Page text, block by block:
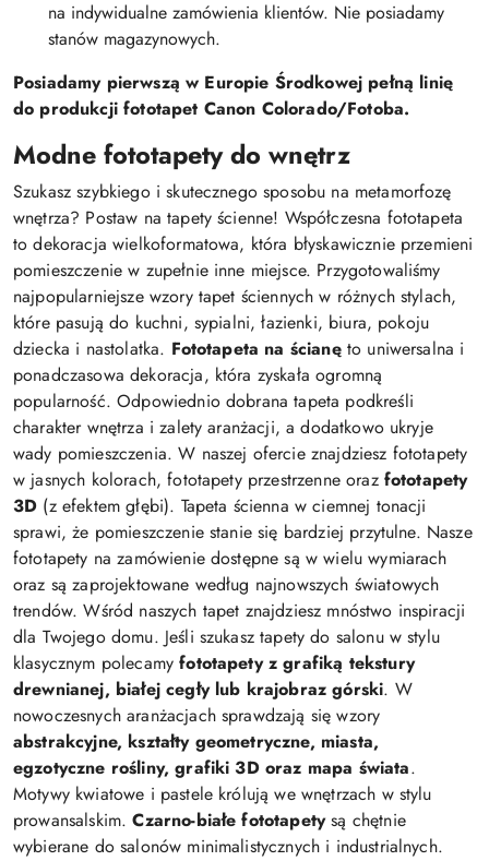
na indywidualne zamówienia klientów. Nie posiadamy
stanów magazynowych.
Posiadamy pierwszą w Europie Środkowej pełną linię
do produkcji fototapet Canon Colorado/Fotoba.
Modne fototapety do wnętrz
Szukasz szybkiego i skutecznego sposobu na metamorfozę
wnętrza? Postaw na tapety ścienne! Współczesna fototapeta
to dekoracja wielkoformatowa, która błyskawicznie przemieni
pomieszczenie w zupełnie inne miejsce. Przygotowaliśmy
najpopularniejsze wzory tapet ściennych w różnych stylach,
które pasują do kuchni, sypialni, łazienki, biura, pokoju
dziecka i nastolatka. Fototapeta na ścianęto uniwersalna i
ponadczasowa dekoracja, która zyskała ogromną
popularność. Odpowiednio dobrana tapeta podkreśli
charakter wnętrza i zalety aranżacji, a dodatkowo ukryje
wady pomieszczenia. W naszej ofercie znajdziesz fototapety
w jasnych kolorach, fototapety przestrzenne oraz fototapety
3D (z efektem głębi). Tapeta ścienna w ciemnej tonacji
sprawi, że pomieszczenie stanie się bardziej przytulne. Nasze
fototapety na zamówienie dostępne są w wielu wymiarach
oraz są zaprojektowane według najnowszych światowych
trendów. Wśród naszych tapet znajdziesz mnóstwo inspiracji
dla Twojego domu. Jeśli szukasz tapety do salonu w stylu
klasycznym polecamyfototapety z grafiką tekstury
drewnianej, białej cegły lub krajobraz górski. W
nowoczesnych aranżacjach sprawdzają się wzory
abstrakcyjne, kształty geometryczne, miasta,
egzotyczne rośliny, grafiki 3D oraz mapa świata.
Motywy kwiatowe i pastele królują we wnętrzach w stylu
prowansalskim.Czarno-białe fototapetysą chętnie
wybierane do salonów minimalistycznych i industrialnych.